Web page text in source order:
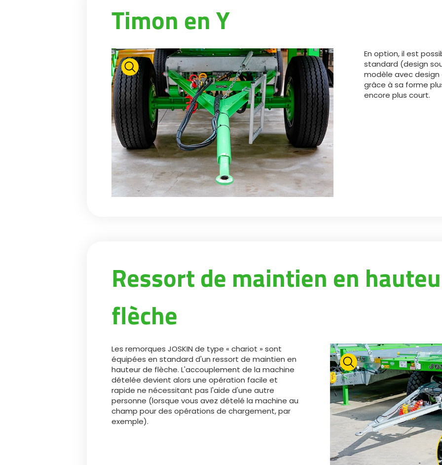
Timon en Y
En option, il est
standard (design
modèle avec design
grâce à sa forme
encore plus court.
Ressort de maintien en
flèche
Les remorques JOSKIN de type « chariot » sont
équipées en standard d'un ressort de maintien en
hauteur de flèche. L'accouplement de la machine
dételée devient alors une opération facile et
rapide ne nécessitant pas l'aide d'une autre
personne (lorsque vous avez dételé la machine au
champ pour des opérations de chargement, par
exemple).